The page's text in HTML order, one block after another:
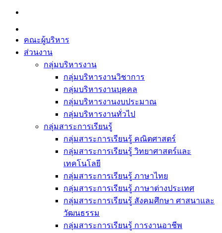
Skip
content
คณะผู้บริหาร
ส่วนงาน
กลุ่มบริหารงาน
กลุ่มบริหารงานวิชาการ
กลุ่มบริหารงานบุคคล
กลุ่มบริหารงานงบประมาณ
กลุ่มบริหารงานทั่วไป
กลุ่มสาระการเรียนรู้
กลุ่มสาระการเรียนรู้ คณิตศาสตร์
กลุ่มสาระการเรียนรู้ วิทยาศาสตร์และ
เทคโนโลยี
กลุ่มสาระการเรียนรู้ ภาษาไทย
กลุ่มสาระการเรียนรู้ ภาษาต่างประเทศ
กลุ่มสาระการเรียนรู้ สังคมศึกษา ศาสนาและ
วัฒนธรรม
กลุ่มสาระการเรียนรู้ การงานอาชีพ